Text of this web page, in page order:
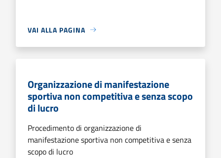
VAI ALLA PAGINA
Organizzazione di manifestazione
sportiva non competitiva e senza scopo
di lucro
Procedimento di organizzazione di
manifestazione sportiva non competitiva e senza
scopo di lucro